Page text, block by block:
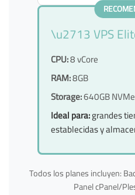
\u2713 VPS
CPU:8 vCore
RAM:8GB
Storage:640GB NVMe
Ideal para:grandes
establecidas y
Todos los planes incluyen:
Panel cPanel/